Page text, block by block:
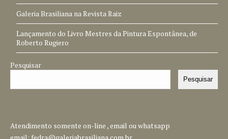
Galeria Brasiliana na Revista Raiz
Lançamento do Livro Mestres da Pintura Espontânea, de
Roberto Rugiero
Pesquisar
Pesquisar
Atendimento somente on-line , email ou whatsapp